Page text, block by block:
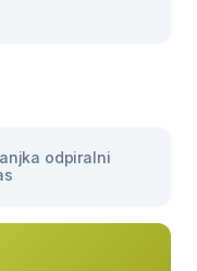
odpiralni